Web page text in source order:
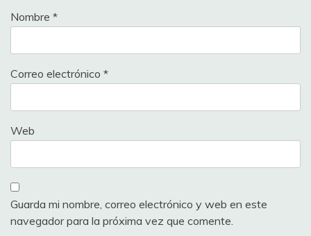
Nombre *
Correo electrónico *
Web
Guarda mi nombre, correo electrónico y web en este
navegador para la próxima vez que comente.